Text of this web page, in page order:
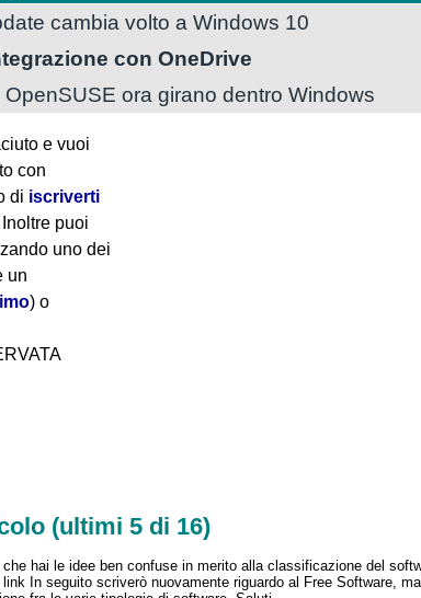
cambia volto a Windows 10
con OneDrive
ora girano dentro Windows
e vuoi
con
di iscriverti
puoi
uno dei
un
) o
(ultimi 5 di 16)
che hai le idee ben confuse in merito alla classificazione del
In seguito scriverò nuovamente riguardo al Free Software,